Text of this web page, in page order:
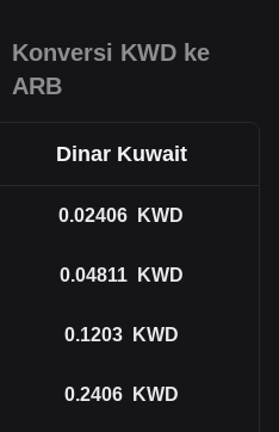
Konversi KWD ke
ARB
Dinar Kuwait
0.02406 KWD
0.04811 KWD
0.1203 KWD
0.2406 KWD